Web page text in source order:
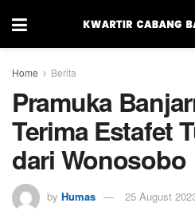
Home Berita
Pramuka
Terima Estafet
dari Wonosobo
by Humas 25 August